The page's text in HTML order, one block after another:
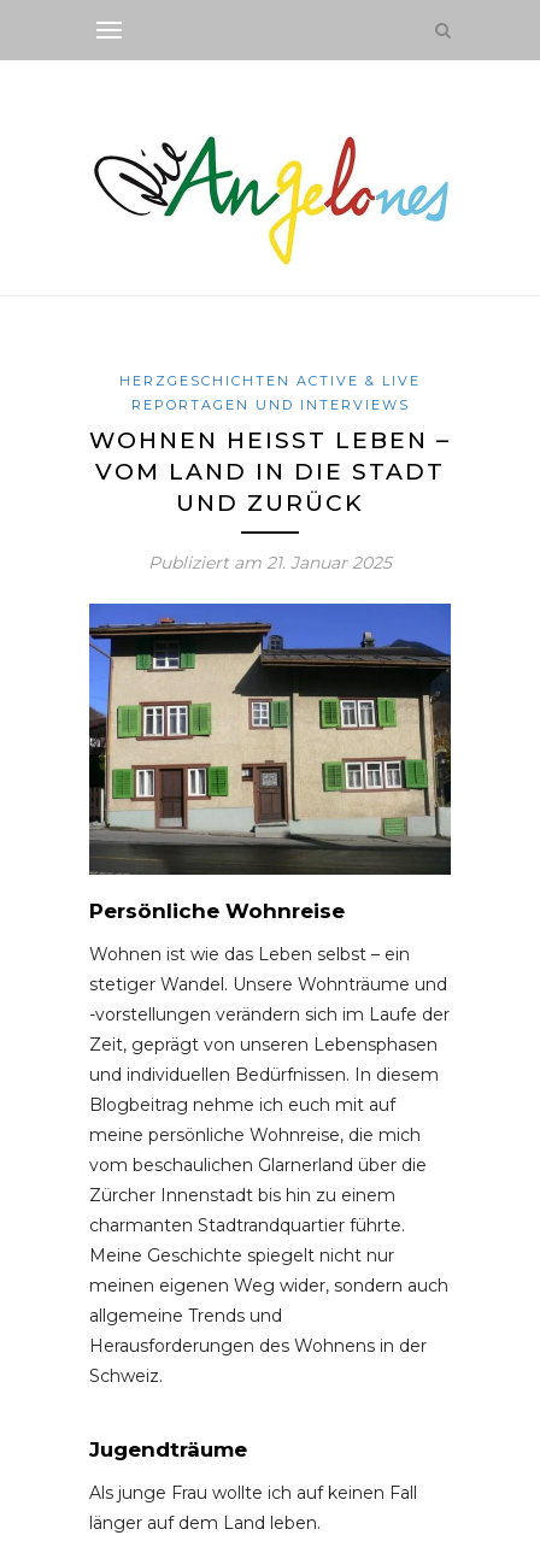
HERZGESCHICHTEN ACTIVE & LIVE
REPORTAGEN UND INTERVIEWS
WOHNEN HEISST LEBEN –
VOM LAND IN DIE STADT
UND ZURÜCK
Publiziert am 21. Januar 2025
Persönliche Wohnreise
Wohnen ist wie das Leben selbst – ein
stetiger Wandel. Unsere Wohnträume und
-vorstellungen verändern sich im Laufe der
Zeit, geprägt von unseren Lebensphasen
und individuellen Bedürfnissen. In diesem
Blogbeitrag nehme ich euch mit auf
meine persönliche Wohnreise, die mich
vom beschaulichen Glarnerland über die
Zürcher Innenstadt bis hin zu einem
charmanten Stadtrandquartier führte.
Meine Geschichte spiegelt nicht nur
meinen eigenen Weg wider, sondern auch
allgemeine Trends und
Herausforderungen des Wohnens in der
Schweiz.
Jugendträume
Als junge Frau wollte ich auf keinen Fall
länger auf dem Land leben.